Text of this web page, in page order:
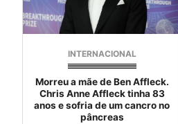
INTERNACIONAL
Morreu a mãe de Ben Affleck.
Chris Anne Affleck tinha 83
anos e sofria de um cancro no
pâncreas